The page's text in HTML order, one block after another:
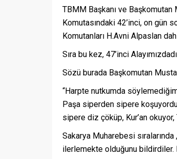
TBMM Başkanı ve Başkomutan
Komutasındaki 42’inci, on gün
Komutanları H.Avni Alpaslan
Sıra bu kez, 47’inci
Sözü burada Başkomutan
“Harpte nutkumda
Paşa siperden sipere
sipere diz çöküp, Kur’an
Sakarya Muharebesi
ilerlemekte olduğunu